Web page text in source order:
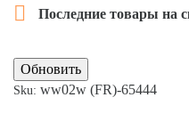
 Последние товары на
Sku: ww02w (FR)-65444